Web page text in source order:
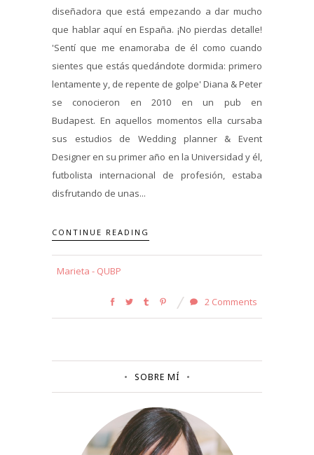
diseñadora que está empezando a dar mucho
que hablar aquí en España. ¡No pierdas detalle!
'Sentí que me enamoraba de él como cuando
sientes que estás quedándote dormida: primero
lentamente y, de repente de golpe' Diana & Peter
se conocieron en 2010 en un pub en
Budapest. En aquellos momentos ella cursaba
sus estudios de Wedding planner & Event
Designer en su primer año en la Universidad y él,
futbolista internacional de profesión, estaba
disfrutando de unas...
CONTINUE READING
Marieta - QUBP
2 Comments
SOBRE MÍ